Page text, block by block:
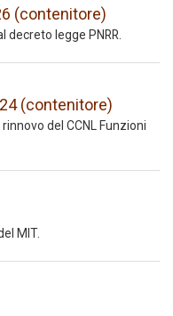
(contenitore)
legge PNRR.
(contenitore)
del CCNL Funzioni
MIT.